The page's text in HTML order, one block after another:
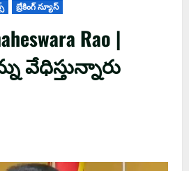
బ్రేకింగ్ న్యూస్
Rao |
వేధిస్తున్నారు